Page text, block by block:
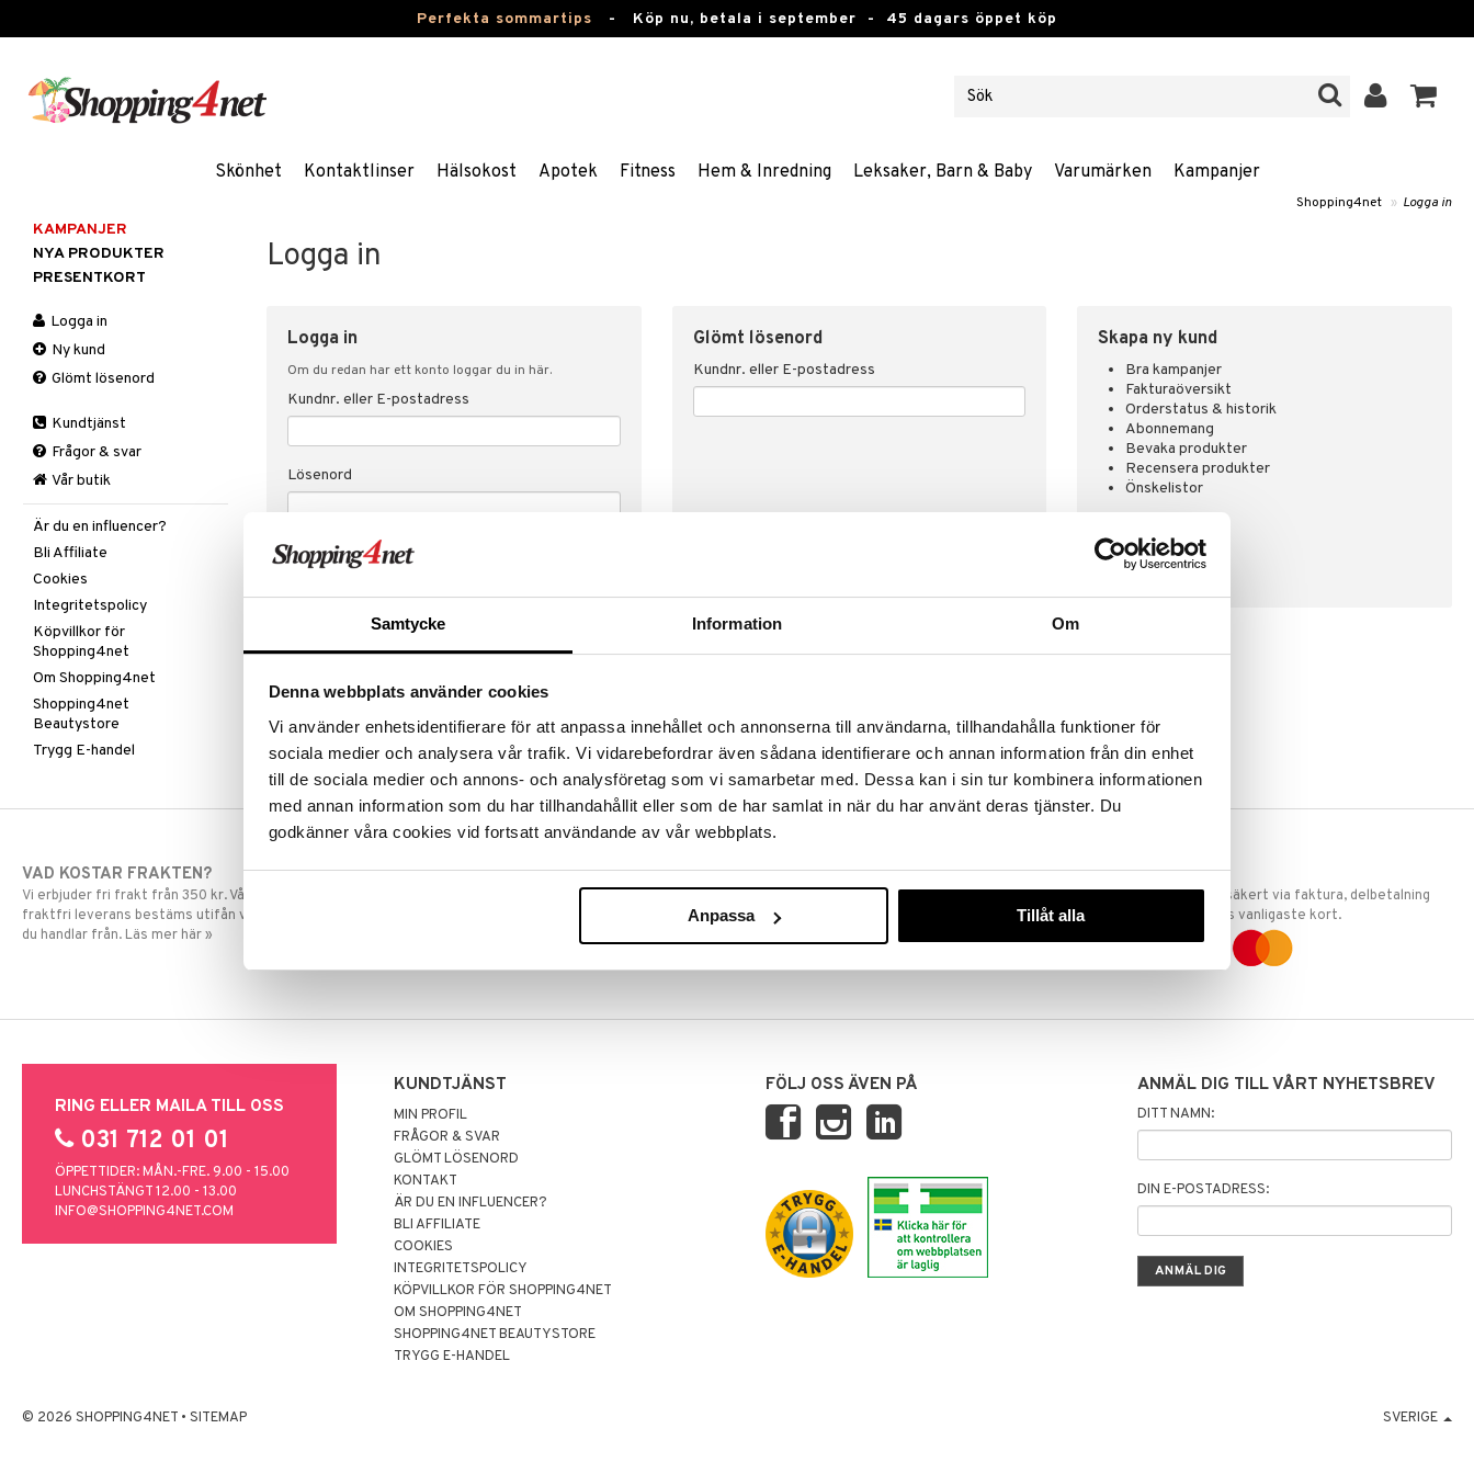
Samtycke Information Om
Denna webbplats använder cookies
Vi använder enhetsidentifierare för att anpassa innehållet och annonserna till användarna, tillhandahålla funktioner för
sociala medier och analysera vår trafik. Vi vidarebefordrar även sådana identifierare och annan information från din enhet
till de sociala medier och annons- och analysföretag som vi samarbetar med. Dessa kan i sin tur kombinera informationen
med annan information som du har tillhandahållit eller som de har samlat in när du har använt deras tjänster. Du
godkänner våra cookies vid fortsatt användande av vår webbplats.
Anpassa Tillåt alla
Perfekta sommartips - Köp nu, betala i september - 45 dagars öppet köp
Skönhet Kontaktlinser Hälsokost Apotek Fitness Hem & Inredning Leksaker, Barn & Baby Varumärken Kampanjer
Shopping4net » Logga in
Logga in
Logga in
Om du redan har ett konto loggar du in här.
Kundnr. eller E-postadress
Lösenord
Glömt lösenord
Kundnr. eller E-postadress
Skapa ny kund
Bra kampanjer
Fakturaöversikt
Orderstatus & historik
Abonnemang
Bevaka produkter
Recensera produkter
Önskelistor
SKAPA KUND
KAMPANJER
NYA PRODUKTER
PRESENTKORT
Logga in
Ny kund
Glömt lösenord
Kundtjänst
Frågor & svar
Vår butik
Är du en influencer?
Bli Affiliate
Cookies
Integritetspolicy
Köpvillkor för
Shopping4net
Om Shopping4net
Shopping4net
Beautystore
Trygg E-handel
VAD KOSTAR FRAKTEN?
Vi erbjuder fri frakt från 350 kr. Vår gräns för
fraktfri leverans bestäms utifån vilken avdelning
du handlar från. Läs mer här »
SNABBA LEVERANSER
Beställningar lagda före 14:00 (gäller varor i lager)
GODKÄND AV LÄKEMEDELSVERKET
EU-logotypen är symbolen som visar att vi är
godkända av Läkemedelsverket gällande
TRYGGA KÖP
Handla tryggt & säkert via faktura, delbetalning
eller marknadens vanligaste kort.
RING ELLER MAILA TILL OSS
031 712 01 01
ÖPPETTIDER: MÅN.-FRE. 9.00 - 15.00
LUNCHSTÄNGT 12.00 - 13.00
INFO@SHOPPING4NET.COM
KUNDTJÄNST
MIN PROFIL
FRÅGOR & SVAR
GLÖMT LÖSENORD
KONTAKT
ÄR DU EN INFLUENCER?
BLI AFFILIATE
COOKIES
INTEGRITETSPOLICY
KÖPVILLKOR FÖR SHOPPING4NET
OM SHOPPING4NET
SHOPPING4NET BEAUTYSTORE
TRYGG E-HANDEL
FÖLJ OSS ÄVEN PÅ ANMÄL DIG TILL VÅRT NYHETSBREV
DITT NAMN:
DIN E-POSTADRESS:
© 2026 SHOPPING4NET • SITEMAP SVERIGE